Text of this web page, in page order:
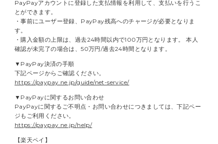
PayPayアカウントに登録した支払情報を利用して、支払いを行うこ
とができます。
・事前にユーザー登録、PayPay残高へのチャージが必要となりま
す。
・購入金額の上限は、過去24時間以内で100万円となります。 本人
確認が未完了の場合は、50万円/過去24時間となります。
▼PayPay決済の手順
下記ページからご確認ください。
https://paypay.ne.jp/guide/net-service/
▼PayPayに関するお問い合わせ
PayPayに関するご不明点・お問い合わせにつきましては、下記ペー
ジもご利用ください。
https://paypay.ne.jp/help/
【楽天ペイ】